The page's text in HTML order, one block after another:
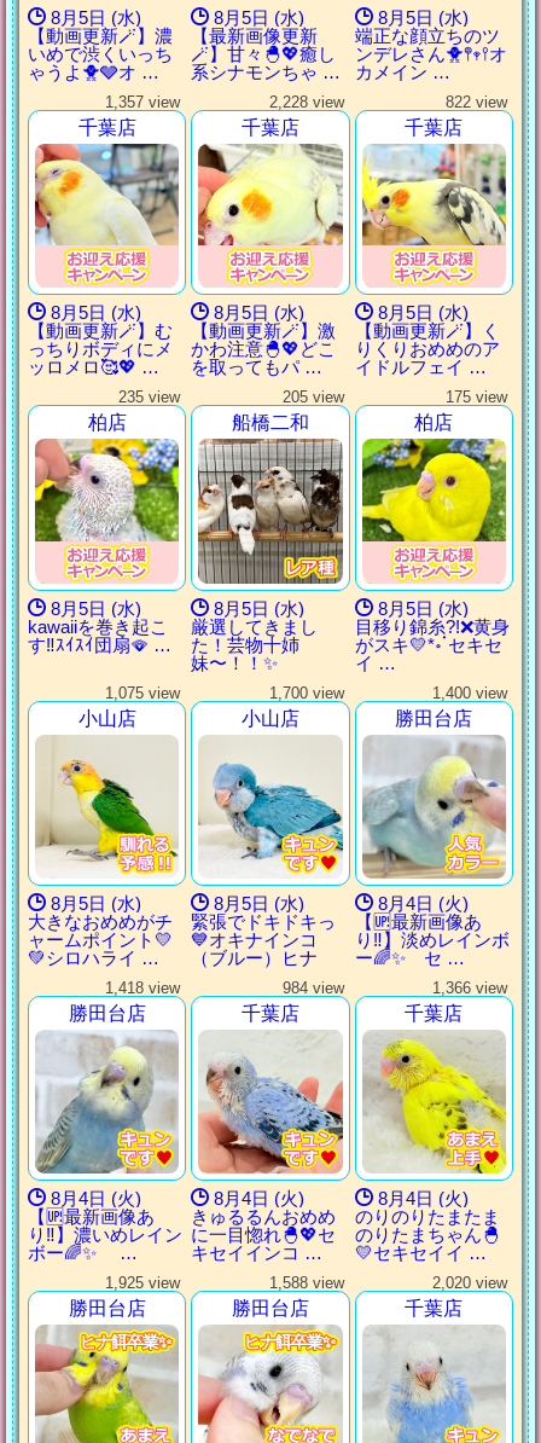
8月5日 (水)
【動画更新🪄】濃
いめで渋くいっち
ゃうよ🐥🩶オ …
8月5日 (水)
【最新画像更新
🪄】甘々🐣💖癒し
系シナモンちゃ …
8月5日 (水)
端正な顔立ちのツ
ンデレさん🐥𖤣𖥧𖥣オ
カメイン …
1,357 view
千葉店
8月5日 (水)
【動画更新🪄】む
っちりボディにメ
ッロメロ🥰💖 …
2,228 view
千葉店
8月5日 (水)
【動画更新🪄】激
かわ注意🐣💖どこ
を取ってもパ …
822 view
千葉店
8月5日 (水)
【動画更新🪄】く
りくりおめめのア
イドルフェイ …
235 view
柏店
8月5日 (水)
kawaiiを巻き起こ
す‼️ｽｲｽｲ団扇🪭‪ …
205 view
船橋二和
8月5日 (水)
厳選してきまし
た！芸物十姉
妹〜！！✨
175 view
柏店
8月5日 (水)
目移り錦糸?!‪❌黄身
がスキ💛*॰ॱセキセ
イ …
1,075 view
小山店
8月5日 (水)
大きなおめめがチ
ャームポイント💛
💚シロハライ …
1,700 view
小山店
8月5日 (水)
緊張でドキドキっ
💙オキナインコ
（ブルー）ヒナ
1,400 view
勝田台店
8月4日 (火)
【🆙最新画像あ
り‼️】淡めレインボ
ー🌈✨ セ …
1,418 view
勝田台店
8月4日 (火)
【🆙最新画像あ
り‼️】濃いめレイン
ボー🌈✨ …
984 view
千葉店
8月4日 (火)
きゅるるんおめめ
に一目惚れ🐣💖セ
キセイインコ …
1,366 view
千葉店
8月4日 (火)
のりのりたまたま
のりたまちゃん🐣
💛セキセイイ …
1,925 view
勝田台店
ヒナ餌卒業✨
ヒナ餌卒業✨
ヒナ餌卒業✨
ヒナ餌卒業✨
1,588 view
勝田台店
ヒナ餌卒業✨
ヒナ餌卒業✨
ヒナ餌卒業✨
ヒナ餌卒業✨
2,020 view
千葉店